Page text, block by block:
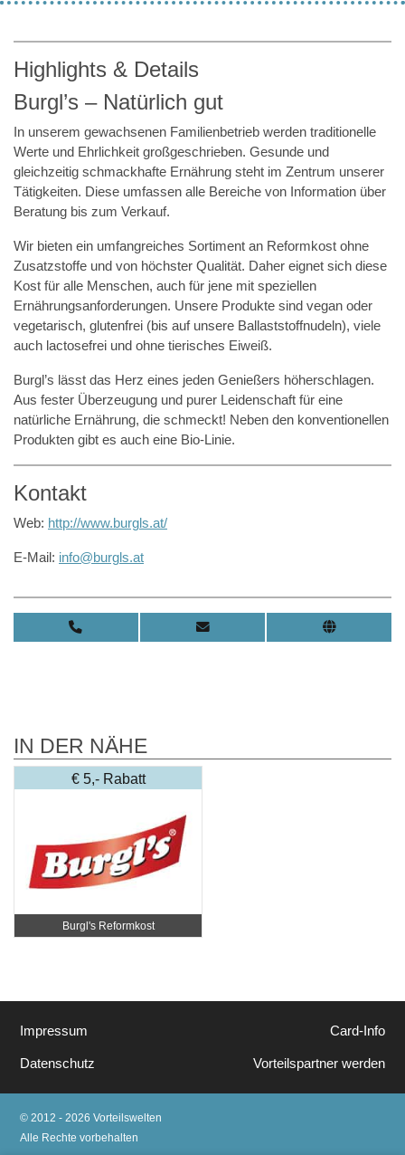
Highlights & Details
Burgl’s – Natürlich gut
In unserem gewachsenen Familienbetrieb werden traditionelle
Werte und Ehrlichkeit großgeschrieben. Gesunde und
gleichzeitig schmackhafte Ernährung steht im Zentrum unserer
Tätigkeiten. Diese umfassen alle Bereiche von Information über
Beratung bis zum Verkauf.
Wir bieten ein umfangreiches Sortiment an Reformkost ohne
Zusatzstoffe und von höchster Qualität. Daher eignet sich diese
Kost für alle Menschen, auch für jene mit speziellen
Ernährungsanforderungen. Unsere Produkte sind vegan oder
vegetarisch, glutenfrei (bis auf unsere Ballaststoffnudeln), viele
auch lactosefrei und ohne tierisches Eiweiß.
Burgl’s lässt das Herz eines jeden Genießers höherschlagen.
Aus fester Überzeugung und purer Leidenschaft für eine
natürliche Ernährung, die schmeckt! Neben den konventionellen
Produkten gibt es auch eine Bio-Linie.
Kontakt
Web: http://www.burgls.at/
E-Mail: info@burgls.at
IN DER NÄHE
€ 5,- Rabatt
Burgl's Reformkost
Impressum
Datenschutz
Card-Info
Vorteilspartner werden
© 2012 - 2026 Vorteilswelten
Alle Rechte vorbehalten